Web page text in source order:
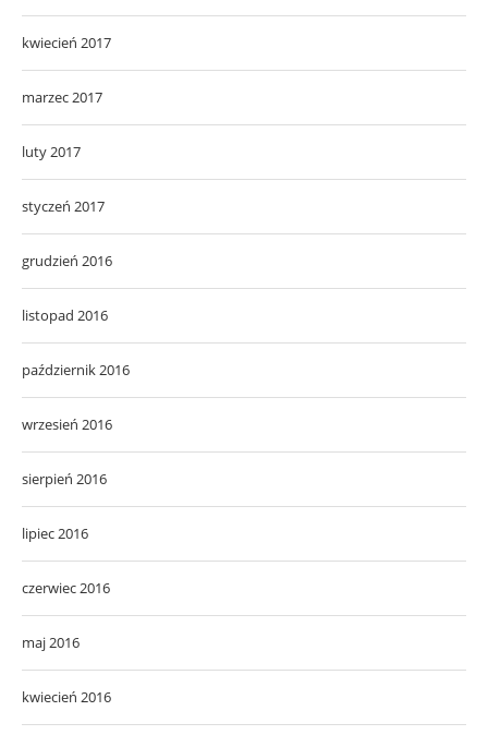
kwiecień 2017
marzec 2017
luty 2017
styczeń 2017
grudzień 2016
listopad 2016
październik 2016
wrzesień 2016
sierpień 2016
lipiec 2016
czerwiec 2016
maj 2016
kwiecień 2016